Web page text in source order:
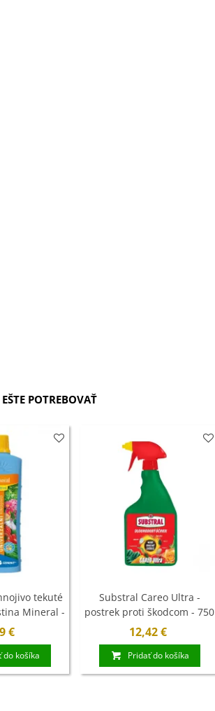
- Freesia -
ks
Blanc -
POTREBOVAŤ
tekuté
Mineral -
l€
do košíka
Substral Careo Ultra -
postrek proti škodcom - 750
ml
12,42 €
Pridať do košíka